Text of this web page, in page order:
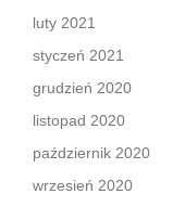
luty 2021
styczeń 2021
grudzień 2020
listopad 2020
październik 2020
wrzesień 2020